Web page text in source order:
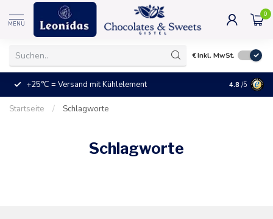
MENU
0
€Inkl. MwSt.
+25°C = Versand mit Kühlelement Das ideale
4.8 /5
Startseite / Schlagworte
Schlagworte